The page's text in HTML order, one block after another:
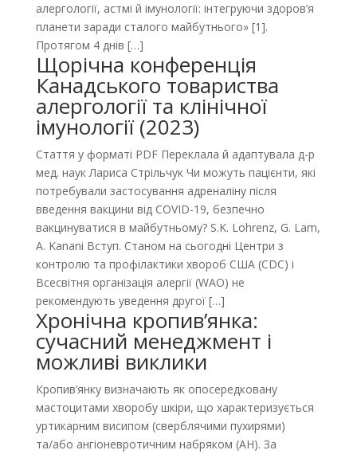
алергології, астмі й імунології: інтегруючи здоров’я
планети заради сталого майбутнього» [1].
Протягом 4 днів […]
Щорічна конференція
Канадського товариства
алергології та клінічної
імунології (2023)
Стаття у форматі PDF Переклала й адаптувала д-р
мед. наук Лариса Стрільчук Чи можуть пацієнти, які
потребували застосування адреналіну після
введення вакцини від COVID-19, безпечно
вакцинуватися в майбутньому? S.K. Lohrenz, G. Lam,
A. Kanani Вступ. Станом на сьогодні Центри з
контролю та профілактики хвороб США (CDC) і
Всесвітня організація алергії (WAO) не
рекомендують уведення другої […]
Хронічна кропив’янка:
сучасний менеджмент і
можливі виклики
Кропив’янку визначають як опосередковану
мастоцитами хворобу шкіри, що характеризується
уртикарним висипом (сверблячими пухирями)
та/або ангіоневротичним набряком (АН). За